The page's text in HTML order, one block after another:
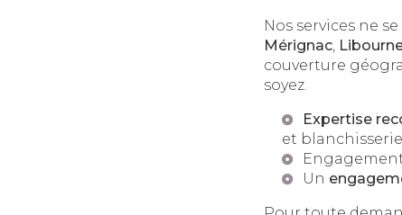
Nos services ne
Mérignac,
couverture
soyez.
Expertise
et
Un